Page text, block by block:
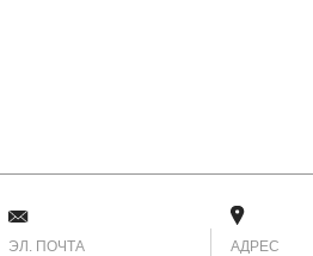
ЭЛ. ПОЧТА АДРЕС